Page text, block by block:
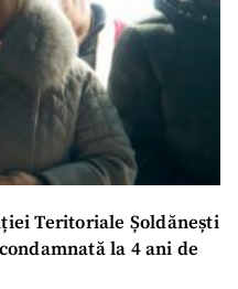
Teritoriale Șoldănești
la 4 ani de